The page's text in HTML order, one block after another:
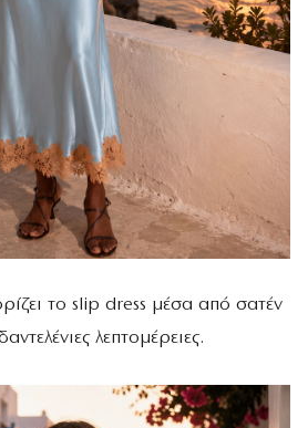
το slip dress μέσα από σατέν
λεπτομέρειες.